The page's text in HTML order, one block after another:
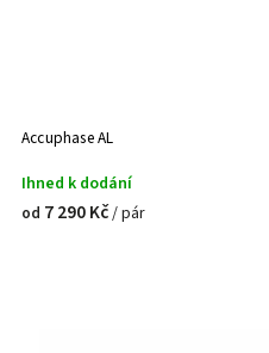
Accuphase AL
Ihned k dodání
od 7 290 Kč/ pár